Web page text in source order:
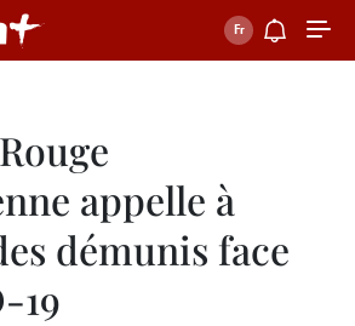
appelle à
démunis face
19